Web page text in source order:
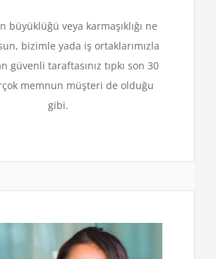
büyüklüğü veya karmaşıklığı ne
bizimle yada iş ortaklarımızla
güvenli taraftasınız tıpkı son 30
memnun müşteri de olduğu
gibi.